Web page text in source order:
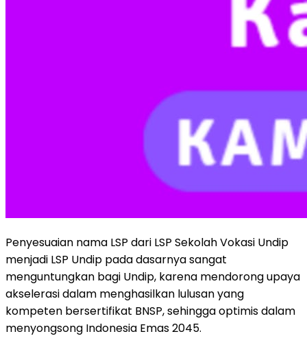
Penyesuaian nama LSP dari LSP Sekolah Vokasi Undip
menjadi LSP Undip pada dasarnya sangat
menguntungkan bagi Undip, karena mendorong upaya
akselerasi dalam menghasilkan lulusan yang
kompeten bersertifikat BNSP, sehingga optimis dalam
menyongsong Indonesia Emas 2045.